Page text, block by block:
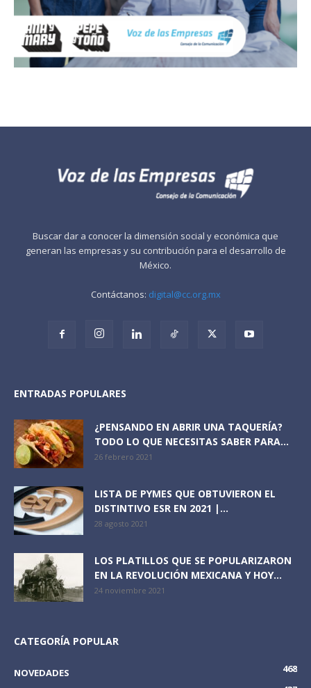
Buscar dar a conocer la dimensión social y económica que
generan las empresas y su contribución para el desarrollo de
México.
Contáctanos: digital@cc.org.mx
ENTRADAS POPULARES
¿PENSANDO EN ABRIR UNA TAQUERÍA?
TODO LO QUE NECESITAS SABER PARA...
26 febrero 2021
LISTA DE PYMES QUE OBTUVIERON EL
DISTINTIVO ESR EN 2021 |...
28 agosto 2021
LOS PLATILLOS QUE SE POPULARIZARON
EN LA REVOLUCIÓN MEXICANA Y HOY...
24 noviembre 2021
CATEGORÍA POPULAR
NOVEDADES
468